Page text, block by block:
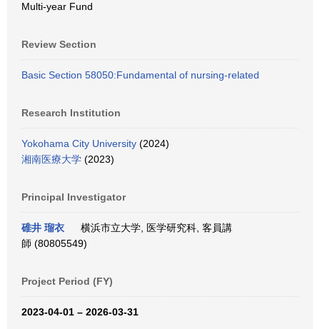
Multi-year Fund
Review Section
Basic Section 58050:Fundamental of nursing-related
Research Institution
Yokohama City University (2024)
湘南医療大学 (2023)
Principal Investigator
碓井 瑠衣
横浜市立大学, 医学研究科, 客員講
師 (80805549)
Project Period (FY)
2023-04-01 – 2026-03-31